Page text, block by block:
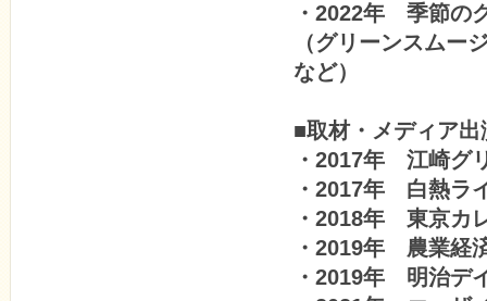
・2022年 季節の
（グリーンスムー
など）
■取材・メディア出
・2017年 江崎グ
・2017年 白熱ラ
・2018年 東京カ
・2019年 農業経
・2019年 明治デ